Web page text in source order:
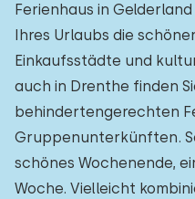
Ferienhaus in
Ihres Urlaubs die
Einkaufsstädte und
auch in Drenthe finden
behindertengerechten
Gruppenunterkünften.
schönes Wochenende,
Woche. Vielleicht